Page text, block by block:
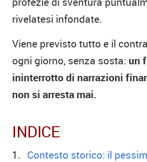
rivelatesi infondate.
Viene previsto tutto e il
ogni giorno, senza sosta: un
ininterrotto di narrazioni
non si arresta mai.
INDICE
Contesto storico: il